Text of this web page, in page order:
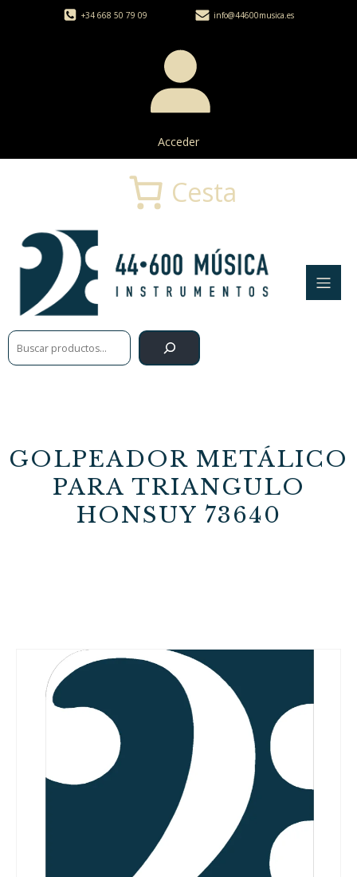
+34 668 50 79 09 info@44600musica.es
Acceder
Buscar
Cesta
GOLPEADOR METÁLICO
PARA TRIANGULO
HONSUY 73640